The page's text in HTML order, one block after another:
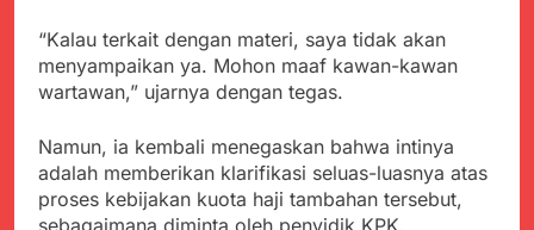
Prosedur
Sambut Kedatangan
Korban Evakuasi KM
Mutiara Sentosa 2 di
Pelabuhan Kalianget
Agustus 3, 2026
Bukti Transfer dan Janji
Disorot, Dugaan
Kedekatan Kepala KUA
Pabuaran dengan Istri
Warga Mengemuka
Agustus 3, 2026
Sekdis Pendidikan Buka
Rakor Dewan
Pendidikan Bersama
Agustus 3, 2026
“Kalau terkait dengan materi, saya tidak akan
menyampaikan ya. Mohon maaf kawan-kawan
wartawan,” ujarnya dengan tegas.
Namun, ia kembali menegaskan bahwa intinya
adalah memberikan klarifikasi seluas-luasnya atas
proses kebijakan kuota haji tambahan tersebut,
sebagaimana diminta oleh penyidik KPK.